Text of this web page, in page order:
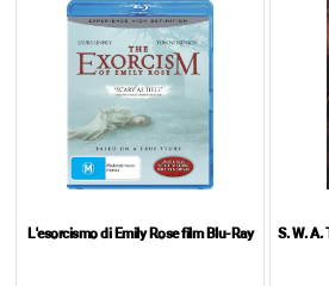
L'esorcismo di Emily Rose film Blu-Ray S. W. A.